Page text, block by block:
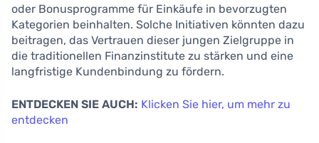
oder Bonusprogramme für Einkäufe in bevorzugten
Kategorien beinhalten. Solche Initiativen könnten dazu
beitragen, das Vertrauen dieser jungen Zielgruppe in
die traditionellen Finanzinstitute zu stärken und eine
langfristige Kundenbindung zu fördern.
ENTDECKEN SIE AUCH: Klicken Sie hier, um mehr zu
entdecken